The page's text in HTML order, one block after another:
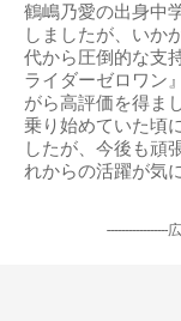
鶴嶋乃愛の出身中
しましたが、いか
代から圧倒的な支
ライダーゼロワン
がら高評価を得ま
乗り始めていた頃
したが、今後も頑
れからの活躍が気